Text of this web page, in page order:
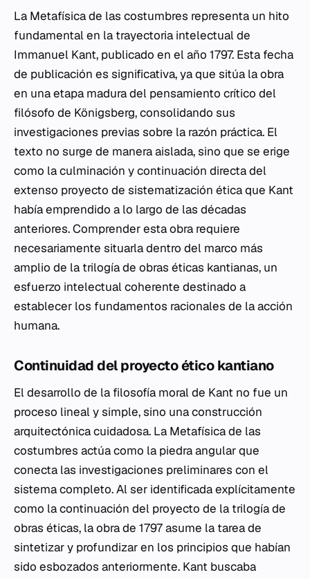
La Metafísica de las costumbres representa un hito
fundamental en la trayectoria intelectual de
Immanuel Kant, publicado en el año 1797. Esta fecha
de publicación es significativa, ya que sitúa la obra
en una etapa madura del pensamiento crítico del
filósofo de Königsberg, consolidando sus
investigaciones previas sobre la razón práctica. El
texto no surge de manera aislada, sino que se erige
como la culminación y continuación directa del
extenso proyecto de sistematización ética que Kant
había emprendido a lo largo de las décadas
anteriores. Comprender esta obra requiere
necesariamente situarla dentro del marco más
amplio de la trilogía de obras éticas kantianas, un
esfuerzo intelectual coherente destinado a
establecer los fundamentos racionales de la acción
humana.
Continuidad del proyecto ético kantiano
El desarrollo de la filosofía moral de Kant no fue un
proceso lineal y simple, sino una construcción
arquitectónica cuidadosa. La Metafísica de las
costumbres actúa como la piedra angular que
conecta las investigaciones preliminares con el
sistema completo. Al ser identificada explícitamente
como la continuación del proyecto de la trilogía de
obras éticas, la obra de 1797 asume la tarea de
sintetizar y profundizar en los principios que habían
sido esbozados anteriormente. Kant buscaba